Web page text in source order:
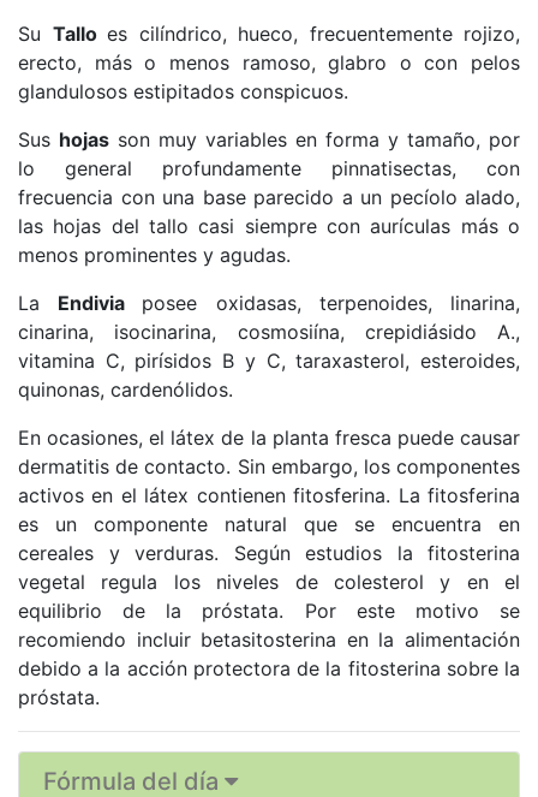
Su Tallo es cilíndrico, hueco, frecuentemente rojizo,
erecto, más o menos ramoso, glabro o con pelos
glandulosos estipitados conspicuos.
Sus hojas son muy variables en forma y tamaño, por
lo general profundamente pinnatisectas, con
frecuencia con una base parecido a un pecíolo alado,
las hojas del tallo casi siempre con aurículas más o
menos prominentes y agudas.
La Endivia posee oxidasas, terpenoides, linarina,
cinarina, isocinarina, cosmosiína, crepidiásido A.,
vitamina C, pirísidos B y C, taraxasterol, esteroides,
quinonas, cardenólidos.
En ocasiones, el látex de la planta fresca puede causar
dermatitis de contacto. Sin embargo, los componentes
activos en el látex contienen fitosferina. La fitosferina
es un componente natural que se encuentra en
cereales y verduras. Según estudios la fitosterina
vegetal regula los niveles de colesterol y en el
equilibrio de la próstata. Por este motivo se
recomiendo incluir betasitosterina en la alimentación
debido a la acción protectora de la fitosterina sobre la
próstata.
Fórmula del día